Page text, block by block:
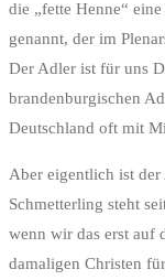
die „fette Henne“
genannt, der im
Der Adler ist für uns
brandenburgischen
Deutschland oft mit
Aber eigentlich ist der
Schmetterling steht
wenn wir das erst auf
damaligen Christen